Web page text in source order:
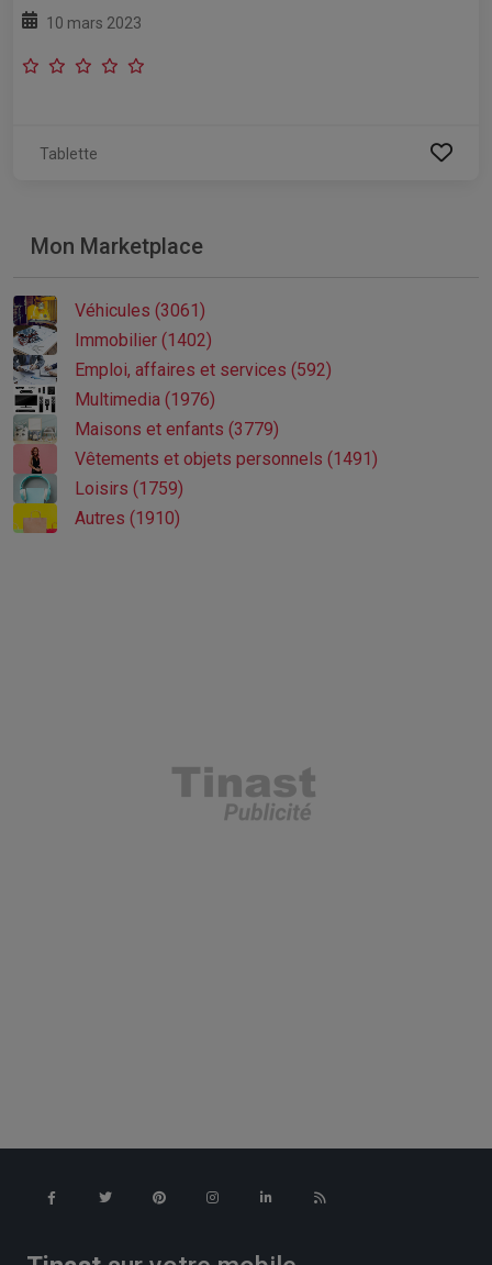
10 mars 2023
Tablette
Mon Marketplace
Véhicules (3061)
Immobilier (1402)
Emploi, affaires et services (592)
Multimedia (1976)
Maisons et enfants (3779)
Vêtements et objets personnels (1491)
Loisirs (1759)
Autres (1910)